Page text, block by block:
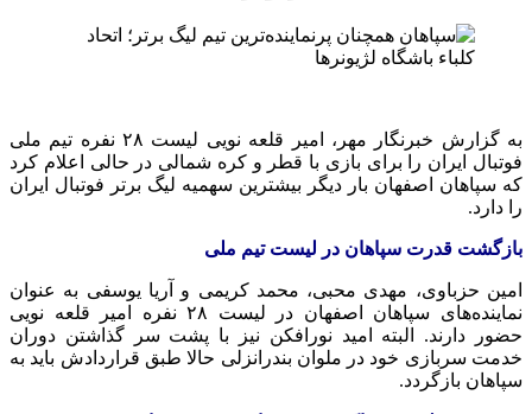
به گزارش خبرنگار مهر، امیر قلعه نویی لیست ۲۸ نفره تیم ملی
فوتبال ایران را برای بازی با قطر و کره شمالی در حالی اعلام کرد
که سپاهان اصفهان بار دیگر بیشترین سهمیه لیگ برتر فوتبال ایران
را دارد.
بازگشت قدرت سپاهان در لیست تیم ملی
امین حزباوی، مهدی محبی، محمد کریمی و آریا یوسفی به عنوان
نماینده‌های سپاهان اصفهان در لیست ۲۸ نفره امیر قلعه نویی
حضور دارند. البته امید نورافکن نیز با پشت سر گذاشتن دوران
خدمت سربازی خود در ملوان بندرانزلی حالا طبق قراردادش باید به
سپاهان بازگردد.